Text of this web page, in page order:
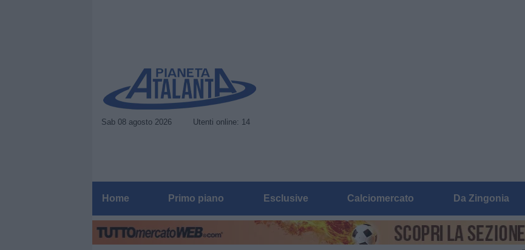
Sab 08 agosto 2026 Utenti online: 14
Home Primo piano Esclusive Calciomercato Da Zingonia